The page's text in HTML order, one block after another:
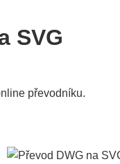
SVG
převodníku.